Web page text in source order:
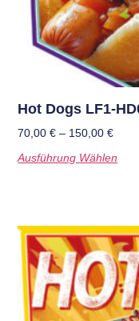
Hot Dogs LF1-
70,00€ – 150,00€
Ausführung Wählen